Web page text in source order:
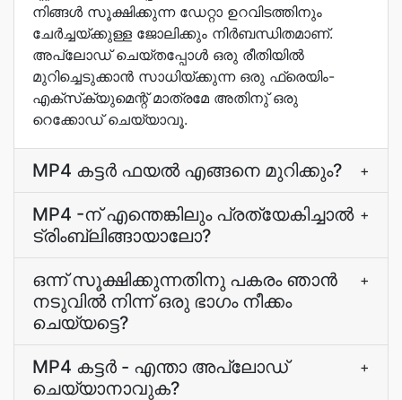
നിങ്ങള്‍ സൂക്ഷിക്കുന്ന ഡേറ്റാ ഉറവിടത്തിനും
ചേര്‍ച്ചയ്ക്കുള്ള ജോലിക്കും നിര്‍ബന്ധിതമാണ്.
അപ്ലോഡ് ചെയ്തപ്പോള്‍ ഒരു രീതിയില്‍
മുറിച്ചെടുക്കാന്‍ സാധിയ്ക്കുന്ന ഒരു ഫ്രെയിം-
എക്സ്‌ക്യുമെന്റ് മാത്രമേ അതിനു് ഒരു
റെക്കോഡ് ചെയ്യാവൂ.
MP4 കട്ടർ ഫയല്‍ എങ്ങനെ മുറിക്കും? +
MP4 -ന് എന്തെങ്കിലും പ്രത്യേകിച്ചാൽ
ട്രിംബ്ലിങ്ങായാലോ?
+
ഒന്ന് സൂക്ഷിക്കുന്നതിനു പകരം ഞാന്‍
നടുവില്‍ നിന്ന് ഒരു ഭാഗം നീക്കം
ചെയ്യട്ടെ?
+
MP4 കട്ടർ - എന്താ അപ്‌ലോഡ്‌
ചെയ്യാനാവുക?
+